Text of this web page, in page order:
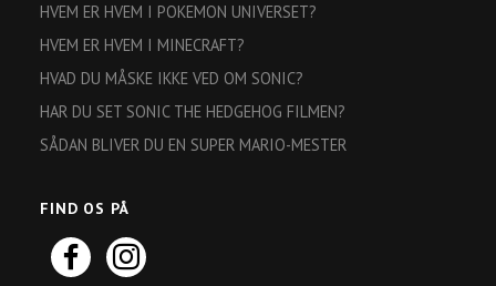
HVEM ER HVEM I POKEMON UNIVERSET?
HVEM ER HVEM I MINECRAFT?
HVAD DU MÅSKE IKKE VED OM SONIC?
HAR DU SET SONIC THE HEDGEHOG FILMEN?
SÅDAN BLIVER DU EN SUPER MARIO-MESTER
FIND OS PÅ